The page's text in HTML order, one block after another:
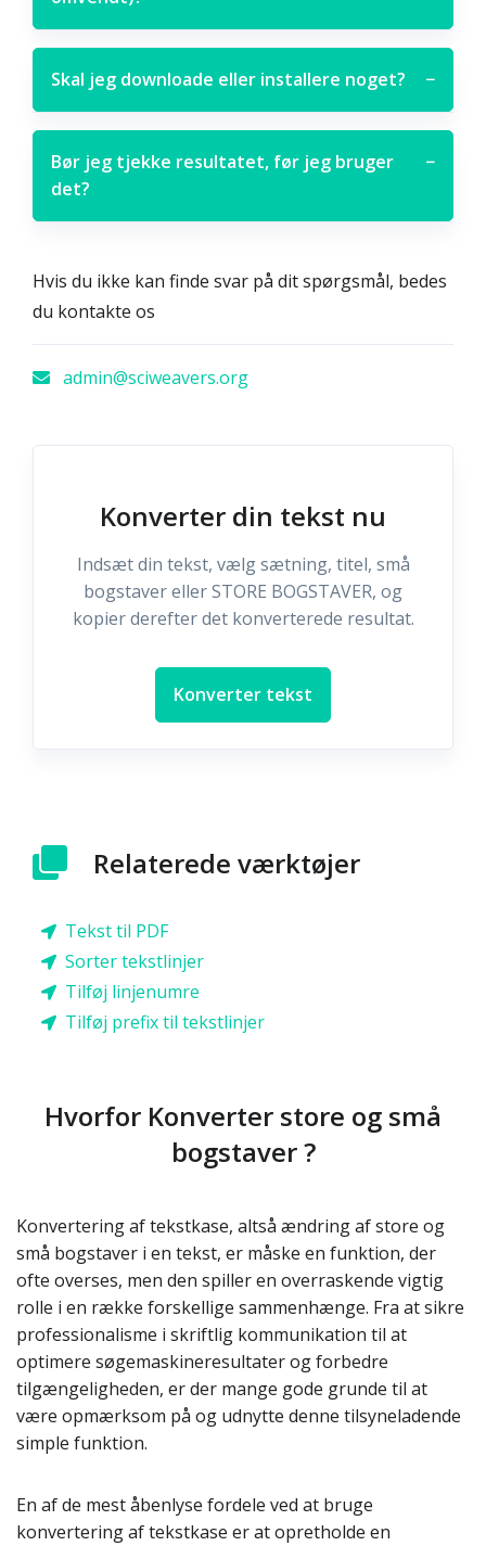
Skal jeg downloade eller installere noget? −
Bør jeg tjekke resultatet, før jeg bruger
det?
−
Hvis du ikke kan finde svar på dit spørgsmål, bedes
du kontakte os
admin@sciweavers.org
Konverter din tekst nu
Indsæt din tekst, vælg sætning, titel, små
bogstaver eller STORE BOGSTAVER, og
kopier derefter det konverterede resultat.
Konverter tekst
Relaterede værktøjer
Tekst til PDF
Sorter tekstlinjer
Tilføj linjenumre
Tilføj prefix til tekstlinjer
Hvorfor Konverter store og små
bogstaver ?
Konvertering af tekstkase, altså ændring af store og
små bogstaver i en tekst, er måske en funktion, der
ofte overses, men den spiller en overraskende vigtig
rolle i en række forskellige sammenhænge. Fra at sikre
professionalisme i skriftlig kommunikation til at
optimere søgemaskineresultater og forbedre
tilgængeligheden, er der mange gode grunde til at
være opmærksom på og udnytte denne tilsyneladende
simple funktion.
En af de mest åbenlyse fordele ved at bruge
konvertering af tekstkase er at opretholde en